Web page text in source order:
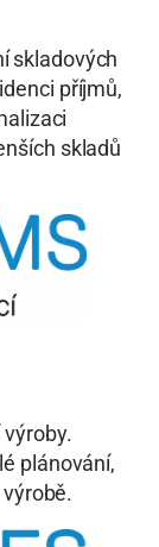
skladových
příjmů,
skladů
plánování,